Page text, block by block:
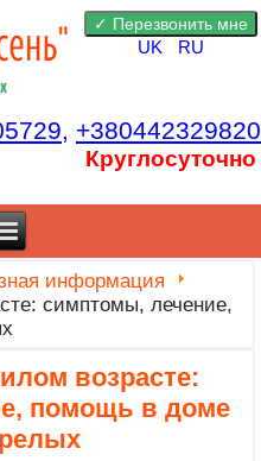
UK RU
+380442329820
Круглосуточно
информация
симптомы, лечение,
возрасте:
помощь в доме